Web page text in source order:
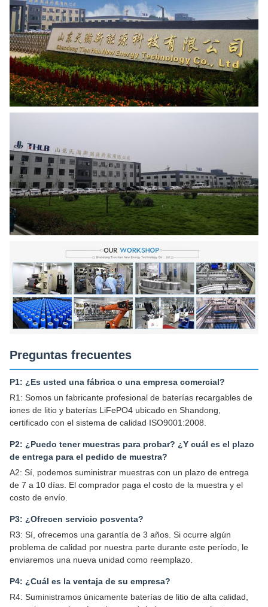
Preguntas frecuentes
P1: ¿Es usted una fábrica o una empresa comercial?
R1: Somos un fabricante profesional de baterías recargables de
iones de litio y baterías LiFePO4 ubicado en Shandong,
certificado con el sistema de calidad ISO9001:2008.
P2: ¿Puedo tener muestras para probar? ¿Y cuál es el plazo
de entrega para el pedido de muestra?
A2: Sí, podemos suministrar muestras con un plazo de entrega
de 7 a 10 días. El comprador paga el costo de la muestra y el
costo de envío.
P3: ¿Ofrecen servicio posventa?
R3: Sí, ofrecemos una garantía de 3 años. Si ocurre algún
problema de calidad por nuestra parte durante este período, le
enviaremos una nueva unidad como reemplazo.
P4: ¿Cuál es la ventaja de su empresa?
R4: Suministramos únicamente baterías de litio de alta calidad,